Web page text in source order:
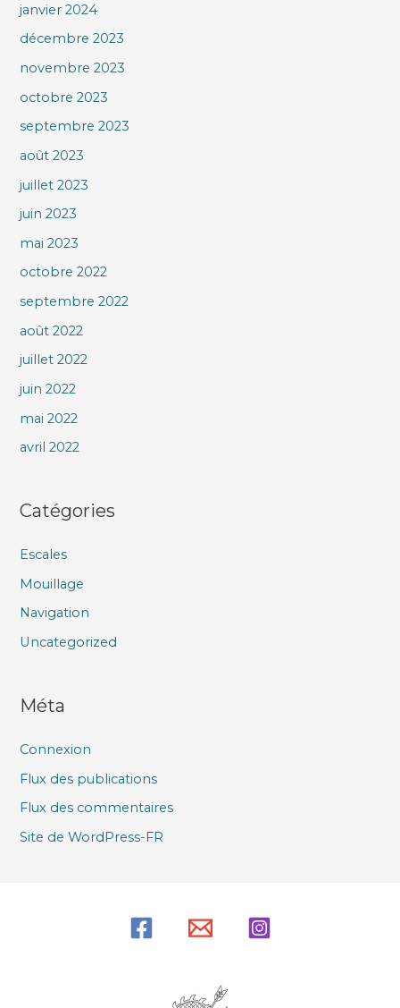
janvier 2024
décembre 2023
novembre 2023
octobre 2023
septembre 2023
août 2023
juillet 2023
juin 2023
mai 2023
octobre 2022
septembre 2022
août 2022
juillet 2022
juin 2022
mai 2022
avril 2022
Catégories
Escales
Mouillage
Navigation
Uncategorized
Méta
Connexion
Flux des publications
Flux des commentaires
Site de WordPress-FR